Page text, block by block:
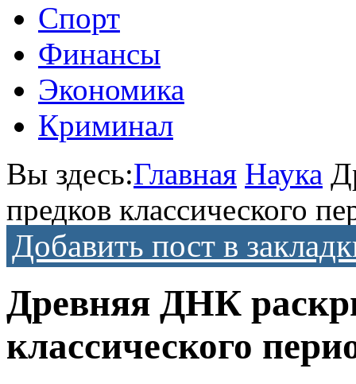
Спорт
Финансы
Экономика
Криминал
Вы здесь:Главная Наука
предков классического
Добавить пост в
Древняя ДНК
классического